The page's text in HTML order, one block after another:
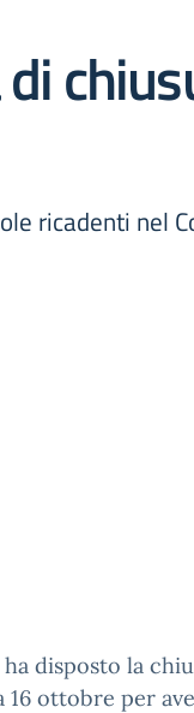
di
ricadenti nel
disposto la
ottobre per